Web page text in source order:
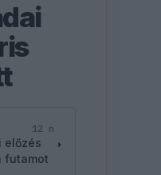
12 n
előzés
futamot